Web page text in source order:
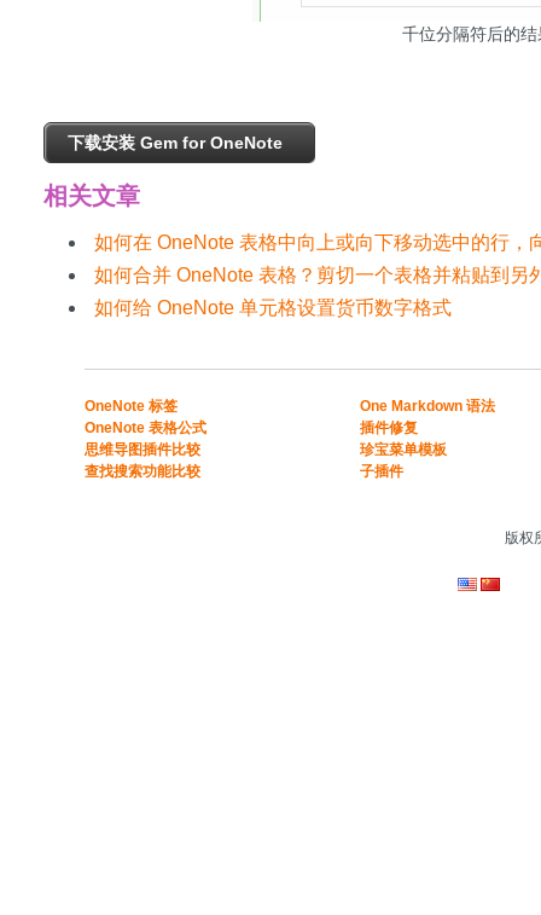
千位分隔符后的结
下载安装 Gem for OneNote
相关文章
如何在 OneNote 表格中向上或向下移动选中的行，
如何合并 OneNote 表格？剪切一个表格并粘贴到另
如何给 OneNote 单元格设置货币数字格式
​​OneNote 标签
OneNote 表格公式​
​思维导图插件比较​
​查找搜索功能比较​
One Markdown 语法
插件修复
珍宝菜单模板
子插件
版权